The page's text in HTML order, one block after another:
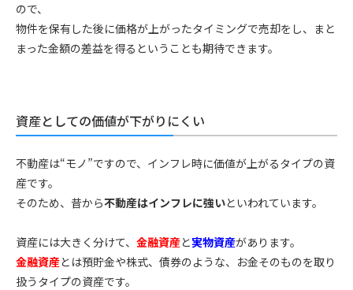
ので、
物件を保有した後に価格が上がったタイミングで売却をし、まと
まった金額の差益を得るということも期待できます。
資産としての価値が下がりにくい
不動産は“モノ”ですので、インフレ時に価値が上がるタイプの資
産です。
そのため、昔から不動産はインフレに強いといわれています。
資産には大きく分けて、 金融資産と実物資産があります。
金融資産とは預貯金や株式、債券のような、お金そのものを取り
扱うタイプの資産です。